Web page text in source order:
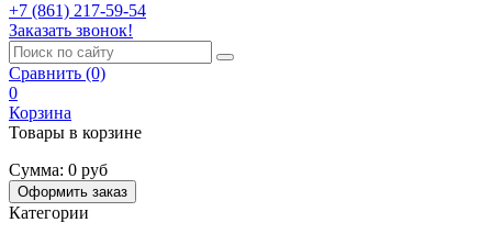
+7 (861) 217-59-54
Заказать звонок!
Сравнить (0)
0
Корзина
Товары в корзине
Сумма: 0 руб
Оформить заказ
Категории